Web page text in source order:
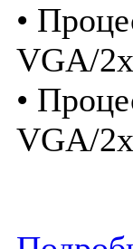
•
VGA/
•
VGA/